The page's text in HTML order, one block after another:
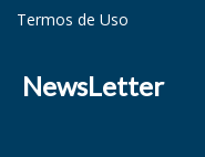
Termos de Uso
NewsLetter